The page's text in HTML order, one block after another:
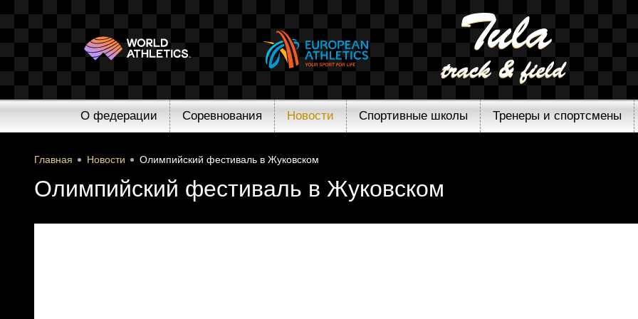
О федерации Соревнования Новости Спортивные школы Тренеры и спортсмены
Главная Новости Олимпийский фестиваль в Жуковском
Олимпийский фестиваль в Жуковском